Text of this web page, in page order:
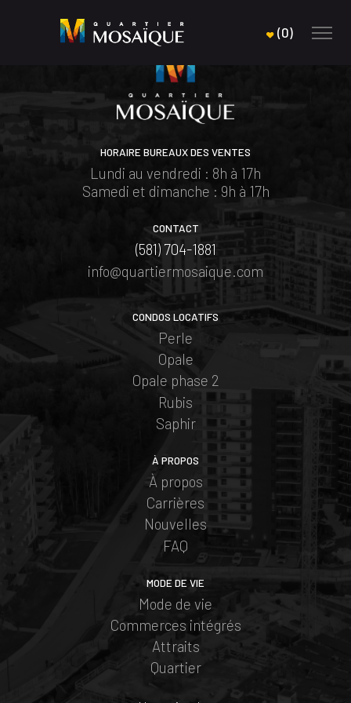
(0)
HORAIRE BUREAUX DES VENTES
Lundi au vendredi : 8h à 17h
Samedi et dimanche : 9h à 17h
CONTACT
(581) 704-1881
info@quartiermosaique.com
CONDOS LOCATIFS
Perle
Opale
Opale phase 2
Rubis
Saphir
À PROPOS
À propos
Carrières
Nouvelles
FAQ
MODE DE VIE
Mode de vie
Commerces intégrés
Attraits
Quartier